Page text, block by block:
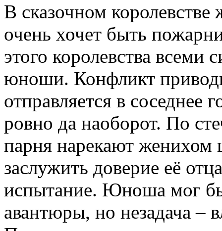
В сказочном
очень хочет быть
этого королевства всеми
юноши. Конфликт
отправляется в соседнее
ровно да наоборот. По
парня нарекают женихом
заслужить доверие её
испытание. Юноша мог бы
авантюры, но незадача –